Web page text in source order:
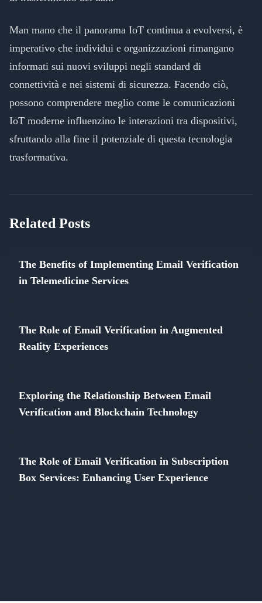
Man mano che il panorama IoT continua a evolversi, è
imperativo che individui e organizzazioni rimangano
informati sui nuovi sviluppi negli standard di
connettività e nei sistemi di sicurezza. Facendo ciò,
possono comprendere meglio come le comunicazioni
IoT moderne influenzino le interazioni tra dispositivi,
sfruttando alla fine il potenziale di questa tecnologia
trasformativa.
Related Posts
The Benefits of Implementing Email Verification
in Telemedicine Services
The Role of Email Verification in Augmented
Reality Experiences
Exploring the Relationship Between Email
Verification and Blockchain Technology
The Role of Email Verification in Subscription
Box Services: Enhancing User Experience